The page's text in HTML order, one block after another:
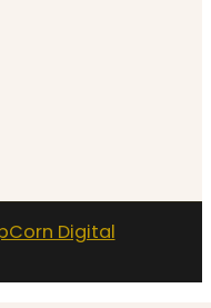
Digital